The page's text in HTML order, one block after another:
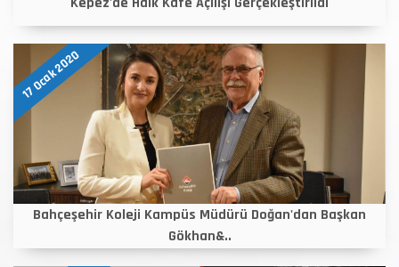
17 Ocak 2020
Bahçeşehir Koleji Kampüs Müdürü Doğan'dan Başkan
Gökhan&..